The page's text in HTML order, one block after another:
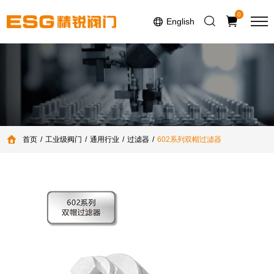
English
0
首页 工业级阀门 通用行业 过滤器 602系列双帽过滤器